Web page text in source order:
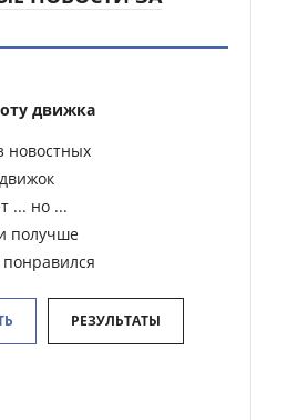
движка
новостных
... но ...
получше
РЕЗУЛЬТАТЫ